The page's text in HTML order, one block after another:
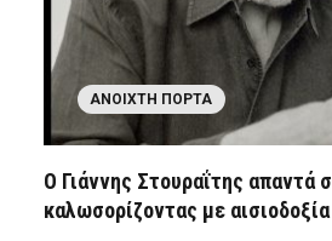
ΑΝΟΙΧΤΉ ΠΌΡΤΑ
Ο Γιάννης Στουραΐτης απαντά
καλωσορίζοντας με